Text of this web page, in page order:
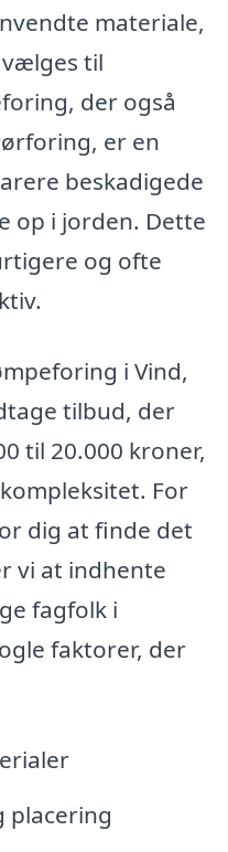
materiale,
til
der også
er en
beskadigede
op i jorden. Dette
og ofte
i Vind,
tilbud, der
til 20.000 kroner,
For
dig at finde det
vi at indhente
fagfolk i
faktorer, der
placering